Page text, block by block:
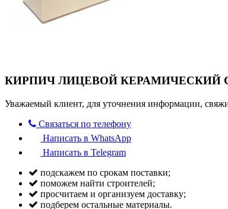
КИРПИЧ ЛИЦЕВОЙ КЕРАМИЧЕСКИЙ
Уважаемый клиент, для уточнения информации,
Связаться по телефону
Написать в WhatsApp
Написать в Telegram
подскажем по срокам поставки;
поможем найти строителей;
просчитаем и организуем доставку;
подберем остальные материалы.